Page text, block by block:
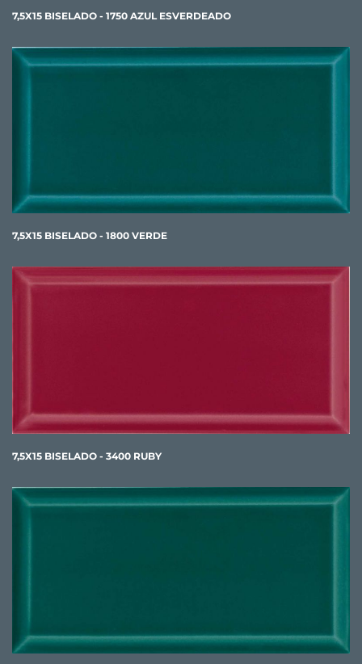
7,5X15 BISELADO - 1750 AZUL ESVERDEADO
7,5X15 BISELADO - 1800 VERDE
7,5X15 BISELADO - 3400 RUBY